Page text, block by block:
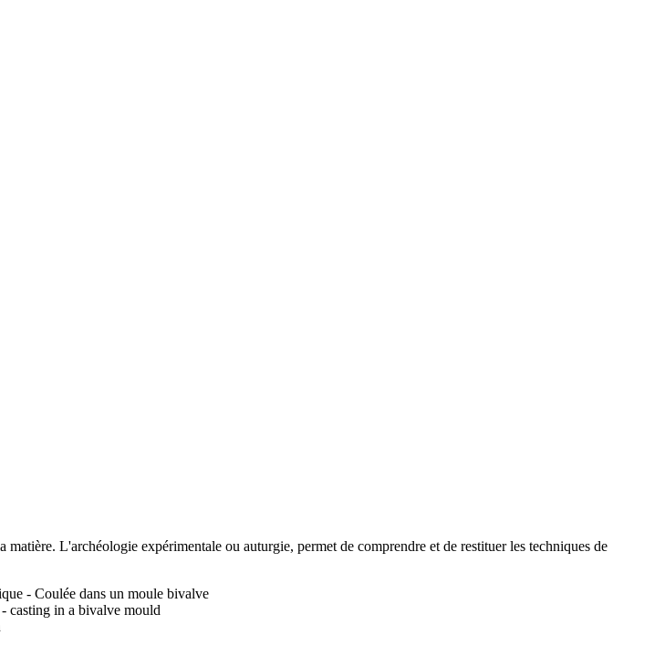
L'archéologie expérimentale ou auturgie, permet de comprendre et de restituer les techniques de
- Coulée dans un moule bivalve
casting in a bivalve mould